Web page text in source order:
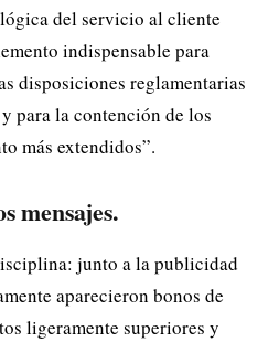
del servicio al cliente
indispensable para
disposiciones reglamentarias
para la contención de los
más extendidos”.
mensajes.
junto a la publicidad
aparecieron bonos de
ligeramente superiores y